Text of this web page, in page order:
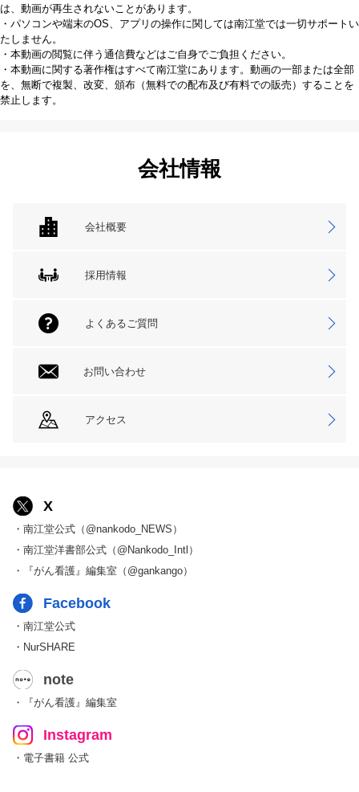
は、動画が再生されないことがあります。
・パソコンや端末のOS、アプリの操作に関しては南江堂では一切サポートい
たしません。
・本動画の閲覧に伴う通信費などはご自身でご負担ください。
・本動画に関する著作権はすべて南江堂にあります。動画の一部または全部
を、無断で複製、改変、頒布（無料での配布及び有料での販売）することを
禁止します。
会社情報
会社概要
採用情報
よくあるご質問
お問い合わせ
アクセス
X
・南江堂公式（@nankodo_NEWS）
・南江堂洋書部公式（@Nankodo_Intl）
・『がん看護』編集室（@gankango）
Facebook
・南江堂公式
・NurSHARE
note
・『がん看護』編集室
Instagram
・電子書籍 公式